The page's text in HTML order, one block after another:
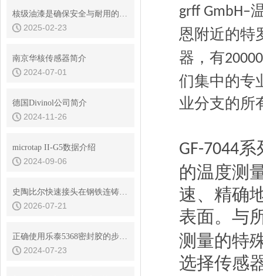
核级油漆是确保安全与耐用的材料
2025-02-23
南京华核传感器简介
2024-07-01
德国Divinol公司简介
2024-11-26
microtap II-G5数据介绍
2024-09-06
史陶比尔快速接头在钢铁连铸设备结晶器冷却水快换中的耐振动性
2026-07-21
正确使用乐泰5368密封胶的步骤、技巧和预防措施
2024-07-23
grff GmbH–
恩附近的特
器，有20000
们集中的专
业分支的所
GF-7044系
的温度测
速、精确
表面。与
测量的特
选择传感